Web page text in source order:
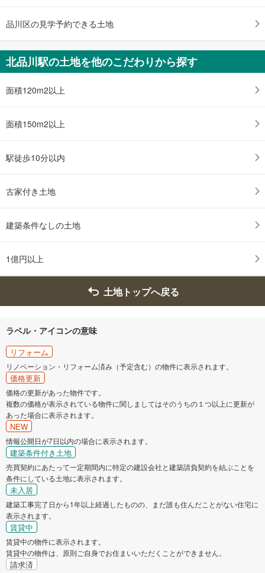
品川区の見学予約できる土地
北品川駅の土地を他のこだわりから探す
面積120m2以上
面積150m2以上
駅徒歩10分以内
古家付き土地
建築条件なしの土地
1億円以上
土地トップへ戻る
ラベル・アイコンの意味
リフォーム
リノベーション・リフォーム済み（予定含む）の物件に表示されます。
価格更新
価格の更新があった物件です。
複数の価格が表示されている物件に関しましてはそのうちの１つ以上に更新が
あった場合に表示されます。
NEW
情報公開日が7日以内の場合に表示されます。
建築条件付き土地
売買契約にあたって一定期間内に特定の建設会社と建築請負契約を結ぶことを
条件にしている土地に表示されます。
未入居
建築工事完了日から1年以上経過したものの、まだ誰も住んだことがない住宅に
表示されます。
賃貸中
賃貸中の物件に表示されます。
賃貸中の物件は、原則ご自身でお住まいいただくことができません。
請求済